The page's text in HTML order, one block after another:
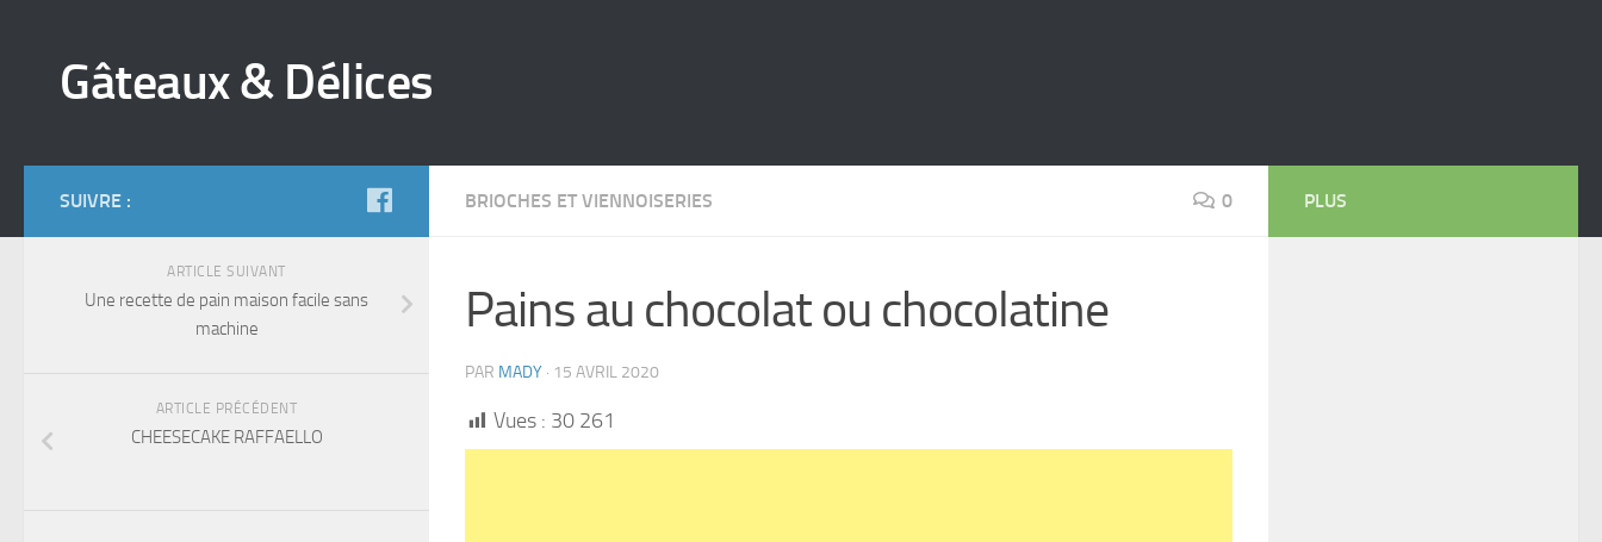
Gâteaux & Délices
BRIOCHES ET VIENNOISERIES 0
Pains au chocolat ou chocolatine
PAR MADY · 15 AVRIL 2020
Vues : 30 261
SUIVRE :
ARTICLE SUIVANT
Une recette de pain maison facile sans
machine
ARTICLE PRÉCÉDENT
CHEESECAKE RAFFAELLO
PLUS